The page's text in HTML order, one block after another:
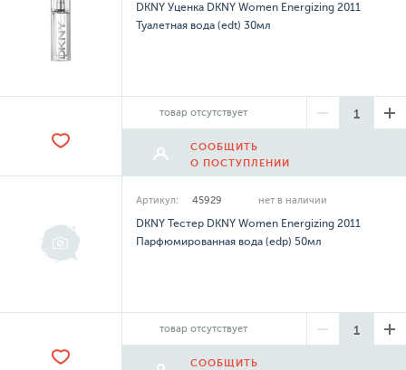
DKNY Уценка DKNY Women Energizing 2011
Туалетная вода (edt) 30мл
товар отсутствует
СООБЩИТЬ
О ПОСТУПЛЕНИИ
Артикул: 45929 нет в наличии
DKNY Тестер DKNY Women Energizing 2011
Парфюмированная вода (edp) 50мл
товар отсутствует
СООБЩИТЬ